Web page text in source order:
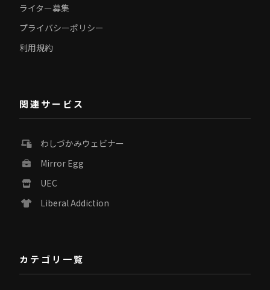
ライター募集
プライバシーポリシー
利用規約
関連サービス
わしづかみウェビナー
Mirror Egg
UEC
Liberal Addiction
カテゴリ一覧